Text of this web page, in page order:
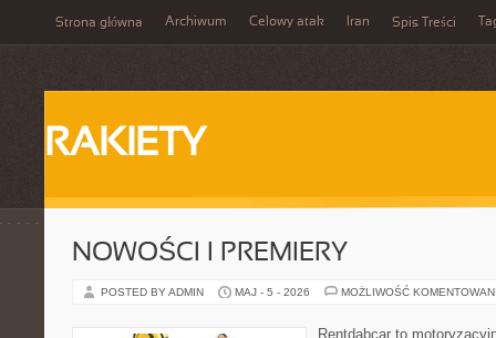
Strona główna Archiwum Celowy atak Iran Spis Treści
RAKIETY
NOWOŚCI I PREMIERY
POSTED BY ADMIN MAJ - 5 - 2026 MOŻLIWOŚĆ
Rentdabcar to